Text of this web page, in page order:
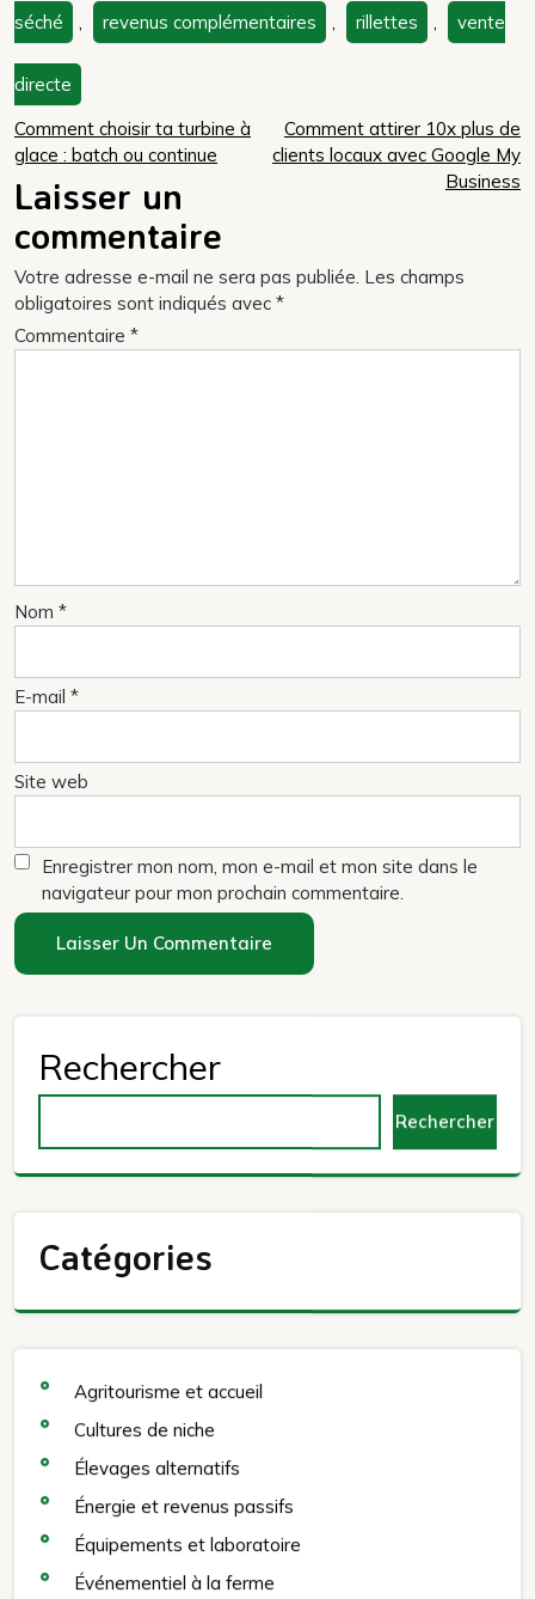
séché , revenus complémentaires , rillettes , vente
directe
Navigation
de
l’article
Comment choisir ta turbine à
glace : batch ou continue
Comment attirer 10x plus de
clients locaux avec Google My
Business
Laisser un
commentaire
Votre adresse e-mail ne sera pas publiée. Les champs
obligatoires sont indiqués avec *
Commentaire *
Nom *
E-mail *
Site web
Enregistrer mon nom, mon e-mail et mon site dans le
navigateur pour mon prochain commentaire.
Rechercher
Rechercher
Catégories
Agritourisme et accueil
Cultures de niche
Élevages alternatifs
Énergie et revenus passifs
Équipements et laboratoire
Événementiel à la ferme